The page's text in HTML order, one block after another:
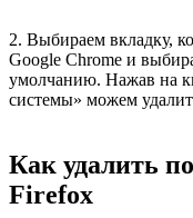
2. Выбираем вкладку,
Google Chrome и
умолчанию. Нажав на
системы» можем
Как удалить
Firefox